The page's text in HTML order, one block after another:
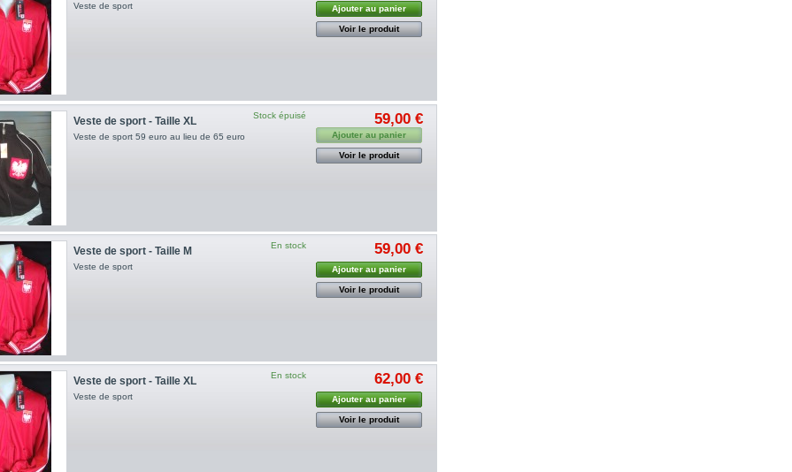
Veste de sport Ajouter au panier
Voir le produit
Stock épuisé
Veste de sport - Taille XL
Veste de sport 59 euro au lieu de 65 euro
59,00 €
Ajouter au panier
Voir le produit
En stock
Veste de sport - Taille M
Veste de sport
59,00 €
Ajouter au panier
Voir le produit
En stock
Veste de sport - Taille XL
Veste de sport
62,00 €
Ajouter au panier
Voir le produit